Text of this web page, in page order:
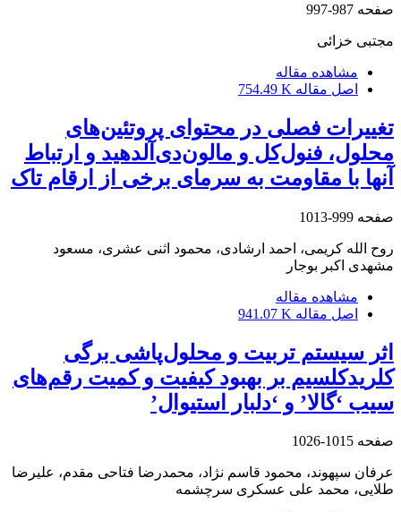
صفحه 987-997
مجتبی خزائی
مشاهده مقاله
اصل مقاله 754.49 K
تغییرات فصلی در محتوای پروتئین‌های
محلول، فنول‌کل و مالون‌دی‌آلدهید و ارتباط
آنها با مقاومت به سرمای برخی از ارقام تاک
صفحه 999-1013
روح الله کریمی، احمد ارشادی، محمود اثنی عشری، مسعود
مشهدی اکبر بوجار
مشاهده مقاله
اصل مقاله 941.07 K
اثر سیستم تربیت و محلول‌پاشی برگی
کلریدکلسیم بر بهبود کیفیت و کمیت رقم‌های
سیب ‘گالا’ و ‘دلبار استیوال’
صفحه 1015-1026
عرفان سپهوند، محمود قاسم نژاد، محمدرضا فتاحی مقدم، علیرضا
طلایی، محمد علی عسکری سرچشمه